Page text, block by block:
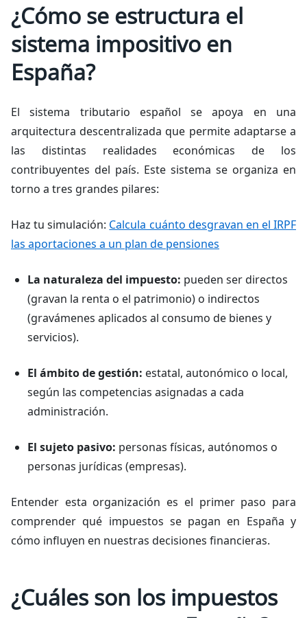
¿Cómo se estructura el
sistema impositivo en
España?
El sistema tributario español se apoya en una
arquitectura descentralizada que permite adaptarse a
las distintas realidades económicas de los
contribuyentes del país. Este sistema se organiza en
torno a tres grandes pilares:
Haz tu simulación: Calcula cuánto desgravan en el IRPF
las aportaciones a un plan de pensiones
La naturaleza del impuesto: pueden ser directos
(gravan la renta o el patrimonio) o indirectos
(gravámenes aplicados al consumo de bienes y
servicios).
El ámbito de gestión: estatal, autonómico o local,
según las competencias asignadas a cada
administración.
El sujeto pasivo: personas físicas, autónomos o
personas jurídicas (empresas).
Entender esta organización es el primer paso para
comprender qué impuestos se pagan en España y
cómo influyen en nuestras decisiones financieras.
¿Cuáles son los impuestos